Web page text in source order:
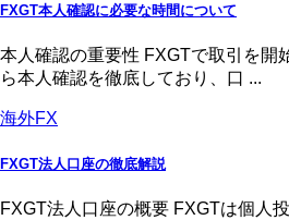
FXGT本人確認に必要な時間について
本人確認の重要性 FXGTで取引を開
ら本人確認を徹底しており、口 ...
海外FX
FXGT法人口座の徹底解説
FXGT法人口座の概要 FXGTは個人